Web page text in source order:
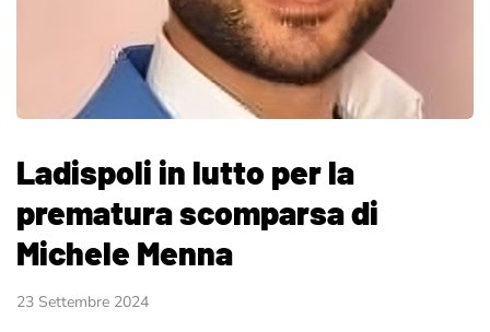
Ladispoli in lutto per la
prematura scomparsa di
Michele Menna
23 Settembre 2024